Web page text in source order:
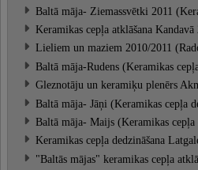
Baltā māja- Ziemassvētki 2011
Keramikas cepļa atklāšana Kandavā
Lieliem un maziem 2010/2011
Baltā māja-Rudens (Keramikas
Gleznotāju un keramiķu plenērs
Baltā māja- Jāņi (Keramikas cepļa
Baltā māja- Maijs (Keramikas cepļa
Keramikas cepļa dedzināšana
"Baltās mājas" keramikas cepļa